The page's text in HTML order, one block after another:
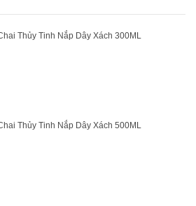
Thủy Tinh Nắp Dây Xách 300ML
Thủy Tinh Nắp Dây Xách 500ML